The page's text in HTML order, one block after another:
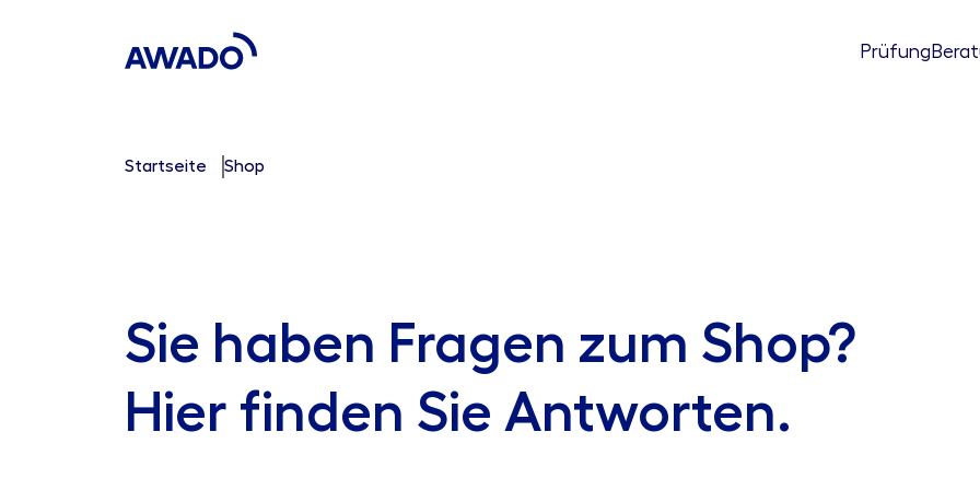
Prüfung
Startseite Shop
Sie haben Fragen zum Shop?
Hier finden Sie Antworten.